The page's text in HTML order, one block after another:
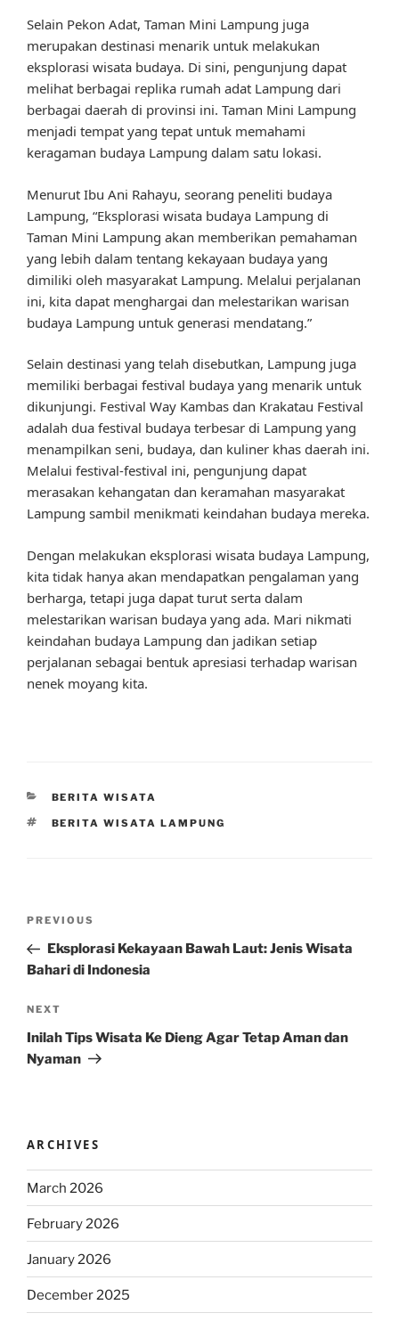
Selain Pekon Adat, Taman Mini Lampung juga
merupakan destinasi menarik untuk melakukan
eksplorasi wisata budaya. Di sini, pengunjung dapat
melihat berbagai replika rumah adat Lampung dari
berbagai daerah di provinsi ini. Taman Mini Lampung
menjadi tempat yang tepat untuk memahami
keragaman budaya Lampung dalam satu lokasi.
Menurut Ibu Ani Rahayu, seorang peneliti budaya
Lampung, “Eksplorasi wisata budaya Lampung di
Taman Mini Lampung akan memberikan pemahaman
yang lebih dalam tentang kekayaan budaya yang
dimiliki oleh masyarakat Lampung. Melalui perjalanan
ini, kita dapat menghargai dan melestarikan warisan
budaya Lampung untuk generasi mendatang.”
Selain destinasi yang telah disebutkan, Lampung juga
memiliki berbagai festival budaya yang menarik untuk
dikunjungi. Festival Way Kambas dan Krakatau Festival
adalah dua festival budaya terbesar di Lampung yang
menampilkan seni, budaya, dan kuliner khas daerah ini.
Melalui festival-festival ini, pengunjung dapat
merasakan kehangatan dan keramahan masyarakat
Lampung sambil menikmati keindahan budaya mereka.
Dengan melakukan eksplorasi wisata budaya Lampung,
kita tidak hanya akan mendapatkan pengalaman yang
berharga, tetapi juga dapat turut serta dalam
melestarikan warisan budaya yang ada. Mari nikmati
keindahan budaya Lampung dan jadikan setiap
perjalanan sebagai bentuk apresiasi terhadap warisan
nenek moyang kita.
CATEGORIES
BERITA WISATA
TAGS
BERITA WISATA LAMPUNG
Previous
Post
PREVIOUS
Eksplorasi Kekayaan Bawah Laut: Jenis Wisata
Bahari di Indonesia
Next
Post
NEXT
Inilah Tips Wisata Ke Dieng Agar Tetap Aman dan
Nyaman
ARCHIVES
March 2026
February 2026
January 2026
December 2025